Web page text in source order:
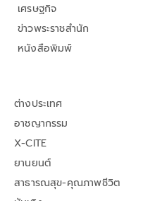
เศรษฐกิจ
ข่าวพระราชสำนัก
หนังสือพิมพ์
ต่างประเทศ
อาชญากรรม
X-CITE
ยานยนต์
สาธารณสุข-คุณภาพชีวิต